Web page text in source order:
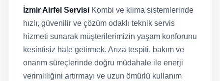
İzmir Airfel Servisi Kombi ve klima sistemlerinde
hızlı, güvenilir ve çözüm odaklı teknik servis
hizmeti sunarak müşterilerimizin yaşam konforunu
kesintisiz hale getirmek. Arıza tespiti, bakım ve
onarım süreçlerinde doğru müdahale ile enerji
verimliliğini artırmayı ve uzun ömürlü kullanım